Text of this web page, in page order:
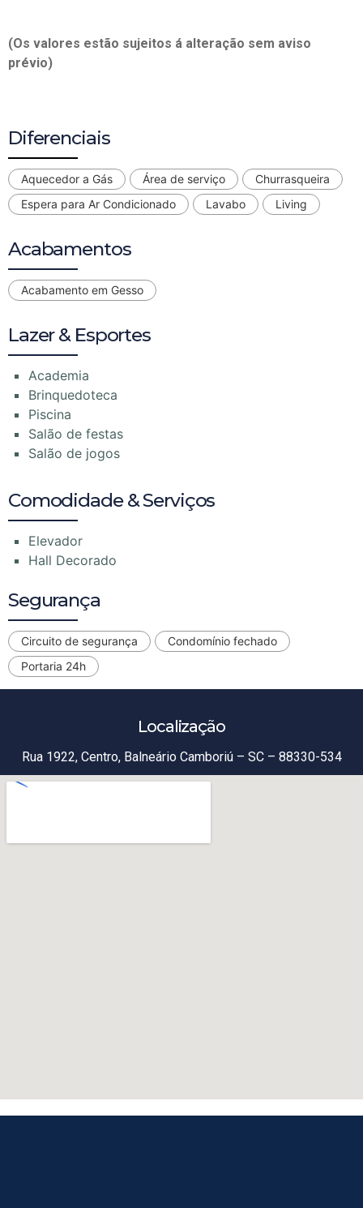
(Os valores estão sujeitos á alteração sem aviso
prévio)
Diferenciais
Aquecedor a Gás Área de serviço
Churrasqueira
Espera para Ar Condicionado
Lavabo Living
Acabamentos
Acabamento em Gesso
Lazer & Esportes
Academia
Brinquedoteca
Piscina
Salão de festas
Salão de jogos
Comodidade & Serviços
Elevador
Hall Decorado
Segurança
Circuito de segurança
Condomínio fechado
Portaria 24h
Localização
Rua 1922, Centro, Balneário Camboriú – SC – 88330-534